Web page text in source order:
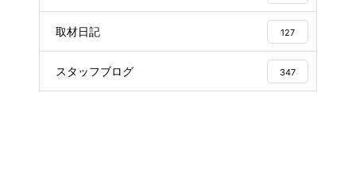
取材日記 127
スタッフブログ 347